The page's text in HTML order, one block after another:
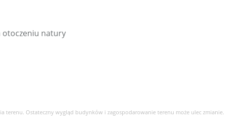
otoczeniu natury
terenu. Ostateczny wygląd budynków i zagospodarowanie terenu może ulec zmianie.